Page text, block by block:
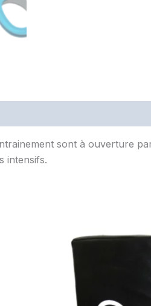
sont à ouverture
intensifs.